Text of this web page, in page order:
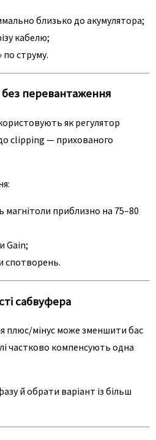
близько до акумулятора;
кабелю;
по струму.
перевантаження
як регулятор
clipping — прихованого
магнітоли приблизно на 75–80
Gain;
спотворень.
сабвуфера
плюс/мінус може зменшити бас
частково компенсують одна
й обрати варіант із більш